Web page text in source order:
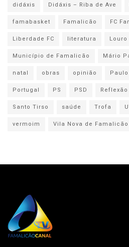
didáxis
Didáxis – Riba de Ave
famabasket
Famalicão FC
Liberdade FC
literatura
Louro
Município de Famalicão
Mário
natal
obras opinião
Portugal
PS PSD Reflexão
Santo Tirso
saúde Trofa
vermoim
Vila Nova de Famalicão